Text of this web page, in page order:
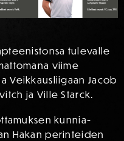
tulevalle
viime
Veikkausliigaan Jacob
ja Ville Starck.
kunnia-
Hakan perinteiden